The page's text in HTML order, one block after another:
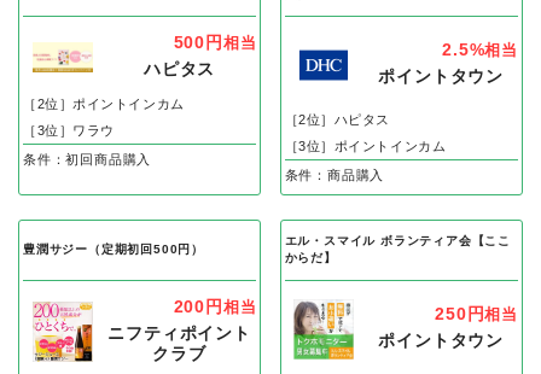
500円 相当
ハピタス
［2位］ポイントインカム
［3位］ワラウ
条件：初回商品購入
2.5%相当
ポイントタウン
［2位］ハピタス
［3位］ポイントインカム
条件：商品購入
豊潤サジー（定期初回500円）
200円 相当
ニフティポイント
クラブ
エル・スマイル ボランティア会【ここ
からだ】
250円相当
ポイントタウン